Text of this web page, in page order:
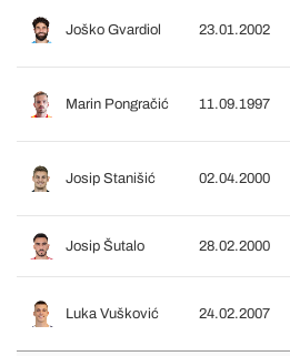
Joško Gvardiol 23.01.2002
Marin Pongračić 11.09.1997
Josip Stanišić 02.04.2000
Josip Šutalo 28.02.2000
Luka Vušković 24.02.2007